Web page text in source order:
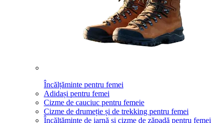
Încălțăminte pentru femei
Adidași pentru femei
Cizme de cauciuc pentru femeie
Cizme de drumeție și de trekking pentru femei
Încălțăminte de iarnă și cizme de zăpadă pentru femei